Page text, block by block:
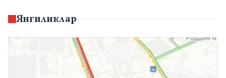
Янгиликлар